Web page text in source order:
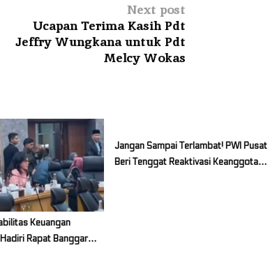
Next post
Ucapan Terima Kasih Pdt
Jeffry Wungkana untuk Pdt
Melcy Wokas
Keuangan
Rapat Banggar
Jangan Sampai Terlambat! PWI Pusat
Beri Tenggat Reaktivasi Keanggotaan